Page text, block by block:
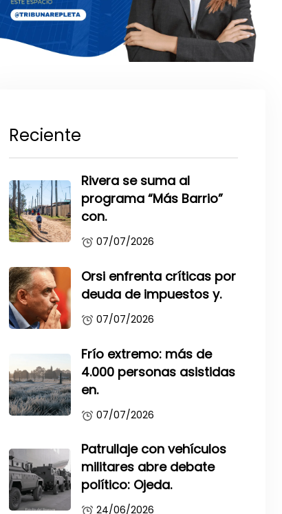
Reciente
Rivera se suma al
programa “Más Barrio”
con.
07/07/2026
Orsi enfrenta críticas por
deuda de impuestos y.
07/07/2026
Frío extremo: más de
4.000 personas asistidas
en.
07/07/2026
Patrullaje con vehículos
militares abre debate
político: Ojeda.
24/06/2026